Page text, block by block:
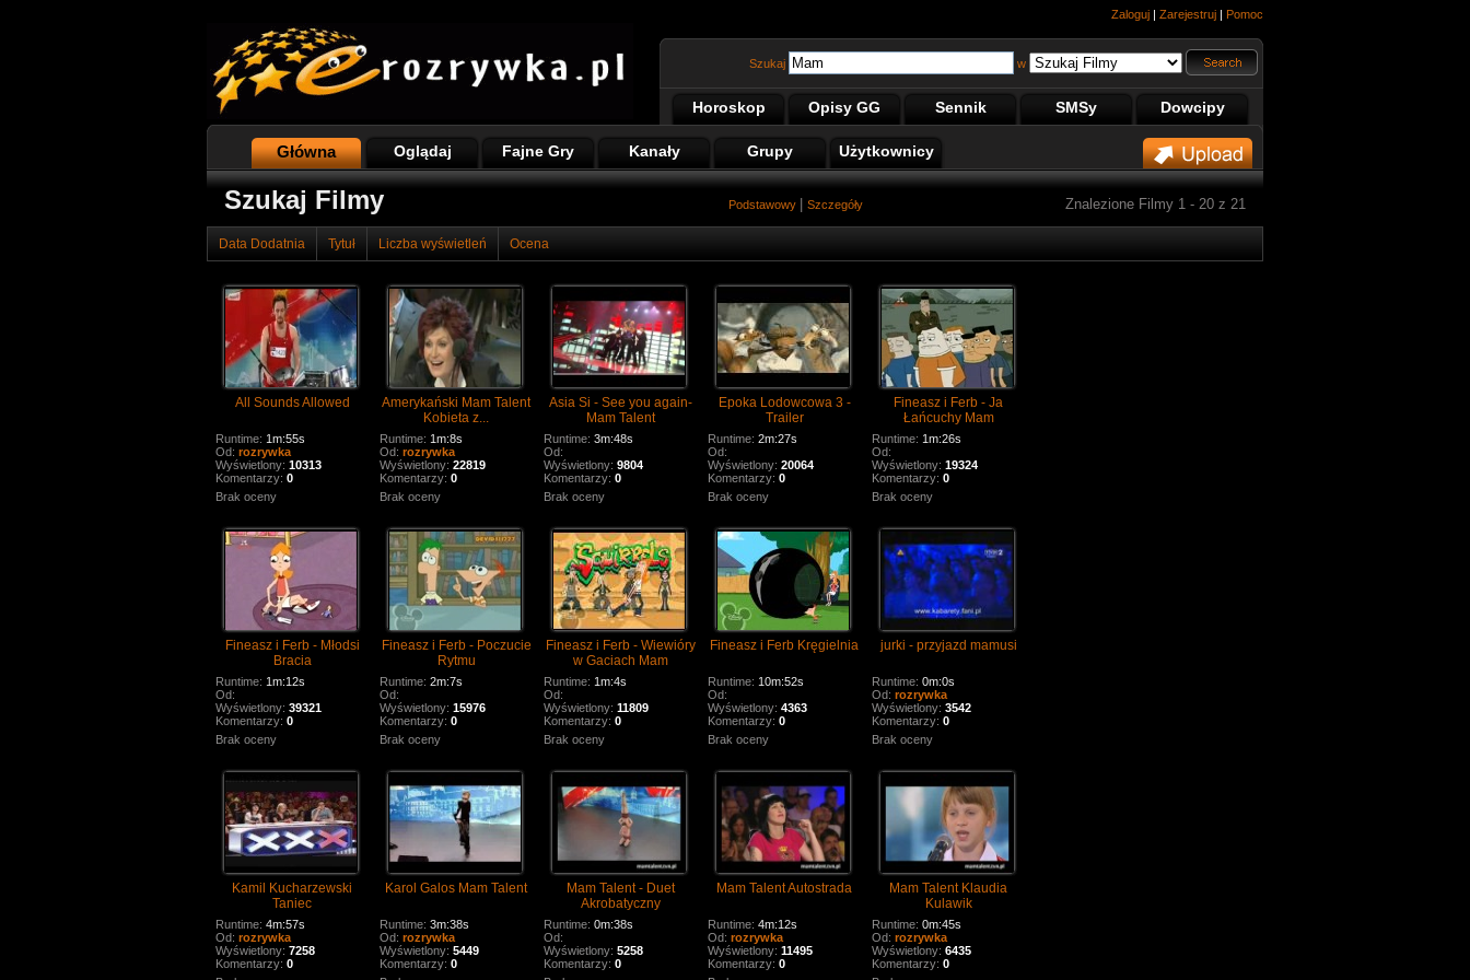
Zaloguj | Zarejestruj | Pomoc
Szukaj w
Horoskop Opisy GG Sennik SMSy Dowcipy
Główna Oglądaj Fajne Gry Kanały Grupy Użytkownicy
Szukaj Filmy Znalezione Filmy 1 - 20 z 21
Podstawowy Szczegóły
Data Dodatnia Tytuł Liczba wyświetleń Ocena
All Sounds Allowed
Runtime: 1m:55s
Od: rozrywka
Wyświetlony: 10313
Komentarzy: 0
Brak oceny
Amerykański Mam Talent
Kobieta z...
Runtime: 1m:8s
Od: rozrywka
Wyświetlony: 22819
Komentarzy: 0
Brak oceny
Asia Si - See you again-
Mam Talent
Runtime: 3m:48s
Od:
Wyświetlony: 9804
Komentarzy: 0
Brak oceny
Epoka Lodowcowa 3 -
Trailer
Runtime: 2m:27s
Od:
Wyświetlony: 20064
Komentarzy: 0
Brak oceny
Fineasz i Ferb - Ja
Łańcuchy Mam
Runtime: 1m:26s
Od:
Wyświetlony: 19324
Komentarzy: 0
Brak oceny
Fineasz i Ferb - Młodsi
Bracia
Runtime: 1m:12s
Od:
Wyświetlony: 39321
Komentarzy: 0
Brak oceny
Fineasz i Ferb - Poczucie
Rytmu
Runtime: 2m:7s
Od:
Wyświetlony: 15976
Komentarzy: 0
Brak oceny
Fineasz i Ferb - Wiewióry
w Gaciach Mam
Runtime: 1m:4s
Od:
Wyświetlony: 11809
Komentarzy: 0
Brak oceny
Fineasz i Ferb Kręgielnia
Runtime: 10m:52s
Od:
Wyświetlony: 4363
Komentarzy: 0
Brak oceny
jurki - przyjazd mamusi
Runtime: 0m:0s
Od: rozrywka
Wyświetlony: 3542
Komentarzy: 0
Brak oceny
Kamil Kucharzewski
Taniec
Runtime: 4m:57s
Od: rozrywka
Wyświetlony: 7258
Komentarzy: 0
Karol Galos Mam Talent
Runtime: 3m:38s
Od: rozrywka
Wyświetlony: 5449
Komentarzy: 0
Mam Talent - Duet
Akrobatyczny
Runtime: 0m:38s
Od:
Wyświetlony: 5258
Komentarzy: 0
Mam Talent Autostrada
Runtime: 4m:12s
Od: rozrywka
Wyświetlony: 11495
Komentarzy: 0
Mam Talent Klaudia
Kulawik
Runtime: 0m:45s
Od: rozrywka
Wyświetlony: 6435
Komentarzy: 0